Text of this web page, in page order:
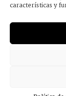
características y